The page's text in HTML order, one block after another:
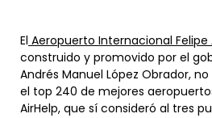
El Aeropuerto Internacional Felipe
construido y promovido por el
Andrés Manuel López Obrador,
el top 240 de mejores
AirHelp, que sí consideró al tres